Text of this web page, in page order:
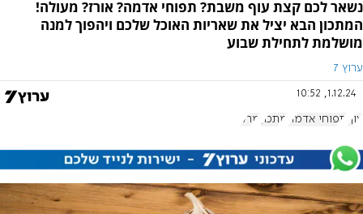
נשאר לכם קצת עוף משבת? תפוחי אדמה? אורז? מעולה!
המתכון הבא יציל את שאריות האוכל שלכם ויהפוך למנה
מושלמת לתחילת שבוע
ערוץ 7
1.12.24, 10:52
עוף תפוחי אדמה מתכון מרק